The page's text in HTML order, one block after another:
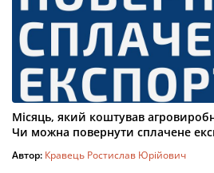
Місяць, який коштував
Чи можна повернути сплачене
Автор: Кравець Ростислав Юрійович